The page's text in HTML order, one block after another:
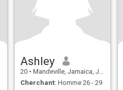
Ashley
20 • Mandeville, Jamaica, Jamaique
Cherchant: Homme 26 - 29